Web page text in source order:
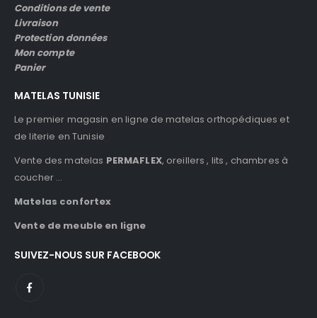
Conditions de vente
Livraison
Protection données
Mon compte
Panier
MATELAS TUNISIE
Le premier magasin en ligne de matelas orthopédiques et
de literie en Tunisie
Vente des matelas PERMAFLEX, oreillers , lits , chambres à
coucher …
Matelas confortex
Vente de meuble en ligne
SUIVEZ-NOUS SUR FACEBOOK